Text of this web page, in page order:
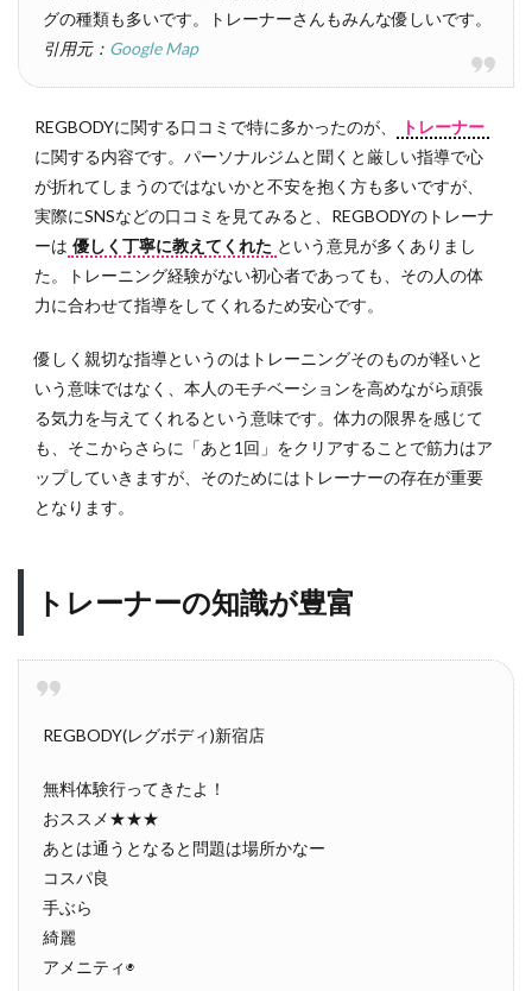
グの種類も多いです。トレーナーさんもみんな優しいです。
引用元： Google Map
REGBODYに関する口コミで特に多かったのが、
トレーナー
に関する内容です。パーソナルジムと聞くと厳しい指導で心
が折れてしまうのではないかと不安を抱く方も多いですが、
実際にSNSなどの口コミを見てみると、REGBODYのトレーナ
ーは 優しく丁寧に教えてくれた という意見が多くありまし
た。トレーニング経験がない初心者であっても、その人の体
力に合わせて指導をしてくれるため安心です。
優しく親切な指導というのはトレーニングそのものが軽いと
いう意味ではなく、本人のモチベーションを高めながら頑張
る気力を与えてくれるという意味です。体力の限界を感じて
も、そこからさらに「あと1回」をクリアすることで筋力はア
ップしていきますが、そのためにはトレーナーの存在が重要
となります。
トレーナーの知識が豊富
REGBODY(レグボディ)新宿店
無料体験行ってきたよ！
おススメ★★★
あとは通うとなると問題は場所かなー
コスパ良
手ぶら
綺麗
アメニティ◉